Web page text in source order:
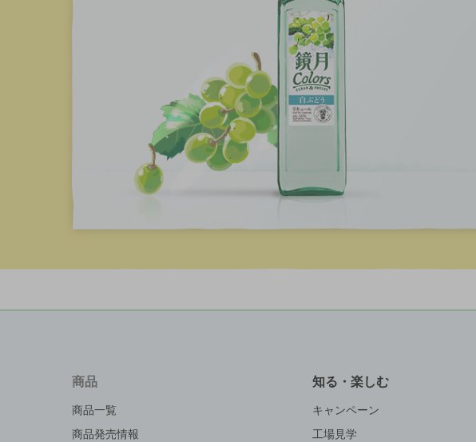
商品
商品一覧
商品発売情報
知る・楽しむ
キャンペーン
工場見学